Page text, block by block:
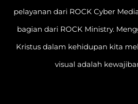
pelayanan dari ROCK Cyber
bagian dari ROCK Ministry.
Kristus dalam kehidupan kita
visual adalah